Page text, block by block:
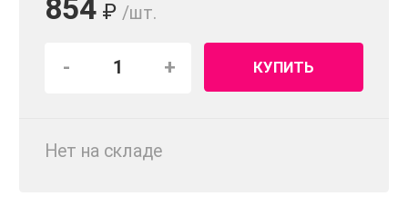
854 ₽ /шт.
- + КУПИТЬ
Нет на складе